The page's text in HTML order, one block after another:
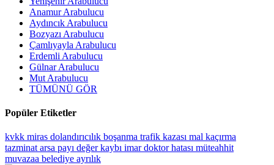
Anamur Arabulucu
Aydıncık Arabulucu
Bozyazı Arabulucu
Çamlıyayla Arabulucu
Erdemli Arabulucu
Gülnar Arabulucu
Mut Arabulucu
TÜMÜNÜ GÖR
Popüler Etiketler
kvkk miras dolandırıcılık boşanma trafik kazası mal kaçırma
tazminat arsa payı değer kaybı imardoktor hatası müteahhit
muvazaa belediye ayrılık